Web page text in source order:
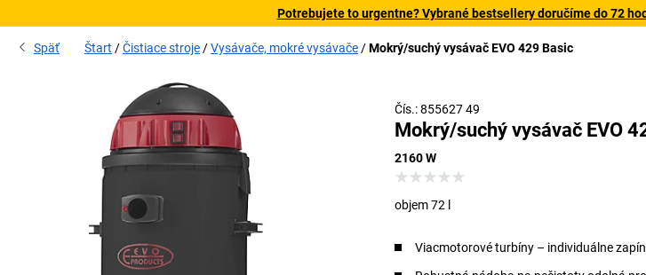
Potrebujete to urgentne? Vybrané bestsellery doručíme do 72
Späť Štart Čistiace stroje Vysávače, mokré vysávače Mokrý/suchý vysávač EVO 429 Basic
Čís.: 855627 49
Mokrý/suchý vysávač EVO
2160 W
objem 72 l
Viacmotorové turbíny – individuálne